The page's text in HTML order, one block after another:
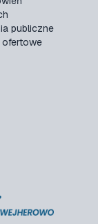
publiczne
ofertowe